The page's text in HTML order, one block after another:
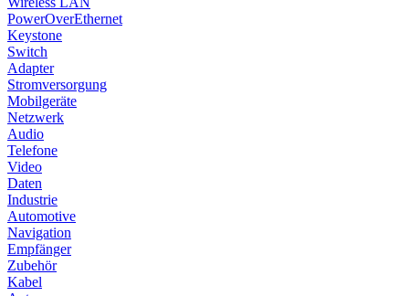
PowerOverEthernet
Keystone
Switch
Adapter
Stromversorgung
Mobilgeräte
Netzwerk
Audio
Telefone
Video
Daten
Industrie
Automotive
Navigation
Empfänger
Zubehör
Kabel